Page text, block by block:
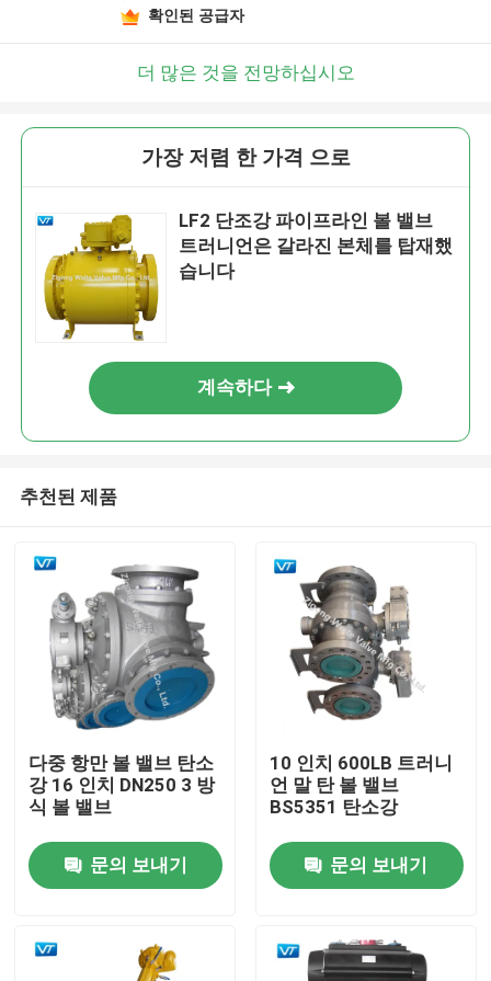
홈
회사 소개
확인된 공급자
더 많은 것을 전망하십시오
가장 저렴 한 가격 으로
LF2 단조강 파이프라인 볼 밸브
트러니언은 갈라진 본체를 탑재했
습니다
계속하다
추천된 제품
다중 항만 볼 밸브 탄소
강 16 인치 DN250 3 방
식 볼 밸브
문의 보내기
10 인치 600LB 트러니
언 말 탄 볼 밸브
BS5351 탄소강
문의 보내기